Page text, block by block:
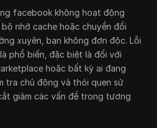
facebook không hoạt động
nhớ cache hoặc chuyển đổi
xuyên, bạn không đơn độc. Lỗi
phổ biến, đặc biệt là đối với
hoặc bất kỳ ai đang
tra chủ động và thói quen sử
giảm các vấn đề trong tương